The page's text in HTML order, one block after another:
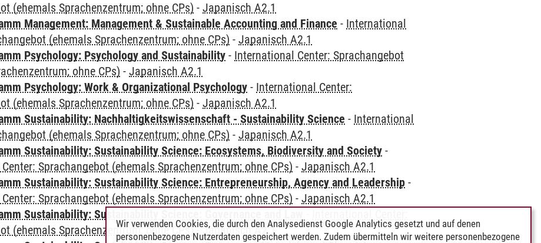
(ehemals Sprachenzentrum; ohne CPs) -Japanisch A2.1
Management: Management & Sustainable Accounting and Finance - International
(ehemals Sprachenzentrum; ohne CPs) -Japanisch A2.1
Psychology: Psychology and Sustainability - International Center: Sprachangebot
ohne CPs) -Japanisch A2.1
Psychology: Work & Organizational Psychology - International Center:
(ehemals Sprachenzentrum; ohne CPs) -Japanisch A2.1
Sustainability: Nachhaltigkeitswissenschaft - Sustainability Science - International
(ehemals Sprachenzentrum; ohne CPs) -Japanisch A2.1
Sustainability: Sustainability Science: Ecosystems, Biodiversity and Society -
Sprachangebot (ehemals Sprachenzentrum; ohne CPs) -Japanisch A2.1
Sustainability: Sustainability Science: Entrepreneurship, Agency and Leadership -
Sprachangebot (ehemals Sprachenzentrum; ohne CPs) -Japanisch A2.1
Sustainability: Sustainability Science: Governance and Law
(ehemals Sprachenzentrum; ohne CPs)-Japanisch A2.1
Wir verwenden Cookies, die durch den Analysedienst Google Analytics gesetzt und auf denen
personenbezogene Nutzerdaten gespeichert werden. Zudem übermitteln wir weitere personenbezogene